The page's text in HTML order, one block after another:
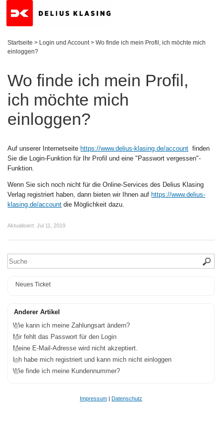
Startseite > Login und Account > Wo finde ich mein Profil, ich möchte mich
einloggen?
Wo finde ich mein Profil,
ich möchte mich
einloggen?
Auf unserer Internetseite https://www.delius-klasing.de/account finden
Sie die Login-Funktion für Ihr Profil und eine "Passwort vergessen"-
Funktion.
Wenn Sie sich noch nicht für die Online-Services des Delius Klasing
Verlag registriert haben, dann bieten wir Ihnen auf https://www.delius-
klasing.de/account die Möglichkeit dazu.
Aktualisiert: Jul 11, 2019
Neues Ticket
Anderer Artikel
Wie kann ich meine Zahlungsart ändern?
Mir fehlt das Passwort für den Login
Meine E-Mail-Adresse wird nicht akzeptiert.
Ich habe mich registriert und kann mich nicht einloggen
Wie finde ich meine Kundennummer?
Impressum | Datenschutz